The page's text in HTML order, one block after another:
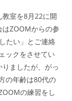
室を8月22に開
はZOOMからの参
たい」とご連絡
ックをさせてい
ましたが、がっ
の年齢は80代の
の練習をし